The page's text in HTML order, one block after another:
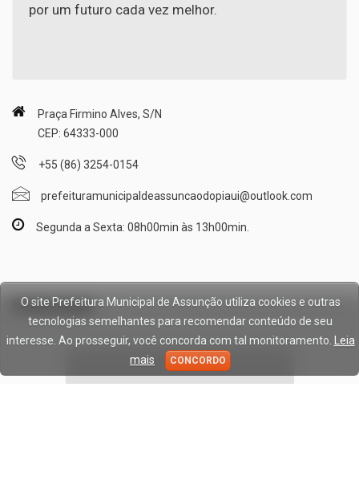
por um futuro cada vez melhor.
Praça Firmino Alves, S/N
CEP: 64333-000
+55 (86) 3254-0154
prefeituramunicipaldeassuncaodopiaui@outlook.com
Segunda a Sexta: 08h00min às 13h00min.
Publicidade
O site Prefeitura Municipal de Assunção utiliza cookies e outras
tecnologias semelhantes para recomendar conteúdo de seu
interesse. Ao prosseguir, você concorda com tal monitoramento.
Leia
mais
CONCORDO